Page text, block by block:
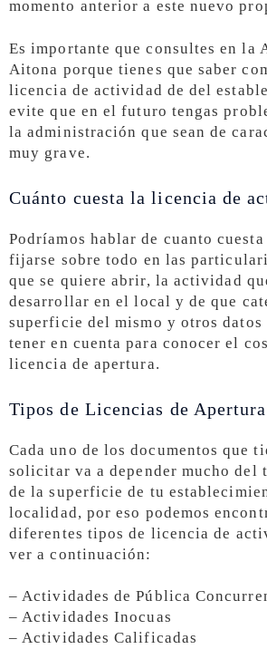
momento anterior a este nuevo
Es importante que consultes en la
Aitona porque tienes que saber
licencia de actividad de del
evite que en el futuro tengas
la administración que sean de
muy grave.
Cuánto cuesta la licencia de
Podríamos hablar de cuanto
fijarse sobre todo en las
que se quiere abrir, la actividad
desarrollar en el local y de que
superficie del mismo y otros datos
tener en cuenta para conocer el
licencia de apertura.
Tipos de Licencias de Apertura
Cada uno de los documentos que
solicitar va a depender mucho del
de la superficie de tu
localidad, por eso podemos
diferentes tipos de licencia de
ver a continuación:
– Actividades de Pública
– Actividades Inocuas
– Actividades Calificadas